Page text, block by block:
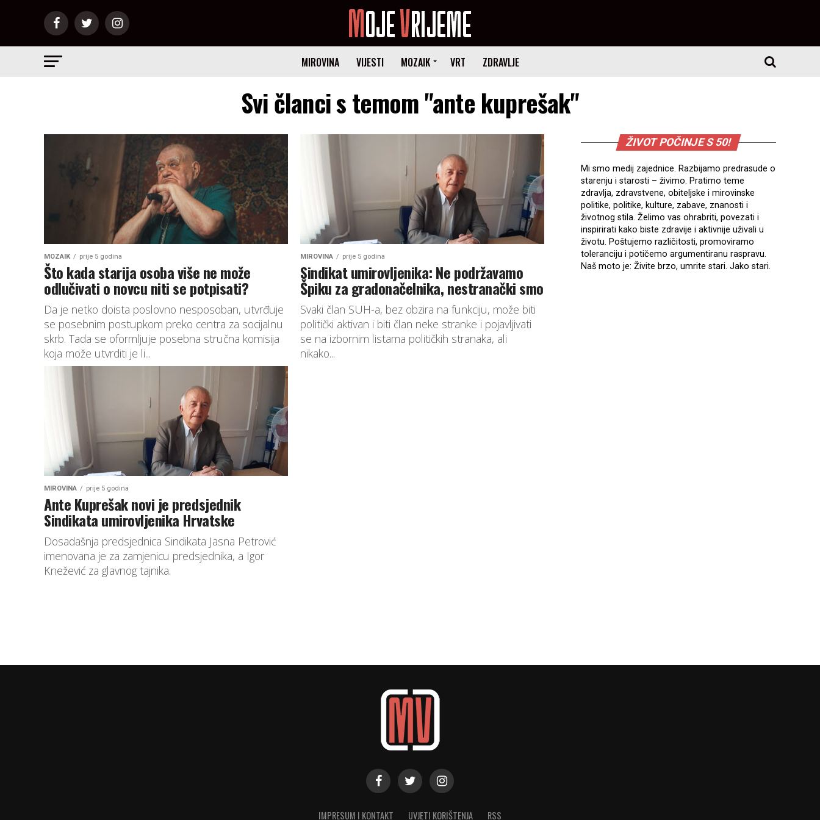
MIROVINA VIJESTI MOZAIK VRT ZDRAVLJE
Svi članci s temom "ante kuprešak"
MOZAIK prije 5 godina
Što kada starija osoba više ne može
odlučivati o novcu niti se potpisati?
Da je netko doista poslovno nesposoban, utvrđuje
se posebnim postupkom preko centra za socijalnu
skrb. Tada se oformljuje posebna stručna komisija
koja može utvrditi je li...
MIROVINA prije 5 godina
Sindikat umirovljenika: Ne podržavamo
Špiku za gradonačelnika, nestranački smo
Svaki član SUH-a, bez obzira na funkciju, može biti
politički aktivan i biti član neke stranke i pojavljivati
se na izbornim listama političkih stranaka, ali
nikako...
MIROVINA prije 5 godina
Ante Kuprešak novi je predsjednik
Sindikata umirovljenika Hrvatske
Dosadašnja predsjednica Sindikata Jasna Petrović
imenovana je za zamjenicu predsjednika, a Igor
Knežević za glavnog tajnika.
ŽIVOT POČINJE S 50!
Mi smo medij zajednice. Razbijamo predrasude o
starenju i starosti – živimo. Pratimo teme
zdravlja, zdravstvene, obiteljske i mirovinske
politike, politike, kulture, zabave, znanosti i
životnog stila. Želimo vas ohrabriti, povezati i
inspirirati kako biste zdravije i aktivnije uživali u
životu. Poštujemo različitosti, promoviramo
toleranciju i potičemo argumentiranu raspravu.
Naš moto je: Živite brzo, umrite stari. Jako stari.
IMPRESUM I KONTAKT UVJETI KORIŠTENJA RSS